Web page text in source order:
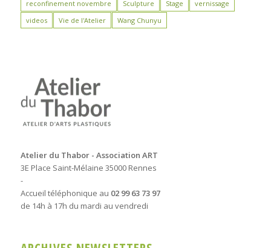
reconfinement novembre
Sculpture Stage
vernissage
videos
Vie de l'Atelier Wang Chunyu
Atelier du Thabor - Association ART
3E Place Saint-Mélaine 35000 Rennes
-
Accueil téléphonique au 02 99 63 73 97
de 14h à 17h du mardi au vendredi